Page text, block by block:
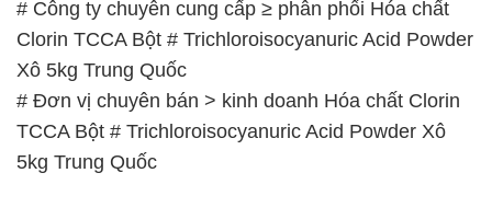
# Công ty chuyên cung cấp ≥ phân phối Hóa chất
Clorin TCCA Bột # Trichloroisocyanuric Acid Powder
Xô 5kg Trung Quốc
# Đơn vị chuyên bán > kinh doanh Hóa chất Clorin
TCCA Bột # Trichloroisocyanuric Acid Powder Xô
5kg Trung Quốc